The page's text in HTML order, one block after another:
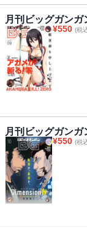
クター原案：
DASH」押切蓮介／
おじさん」長田悠
う 作画：五十嵐あ
月刊ビッグガン
¥550 (税
月刊ビッグガン
¥550 (税